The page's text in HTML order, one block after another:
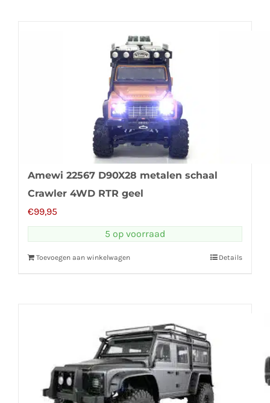
Amewi 22567 D90X28 metalen schaal
Crawler 4WD RTR geel
€99,95
5 op voorraad
Toevoegen aan winkelwagen Details